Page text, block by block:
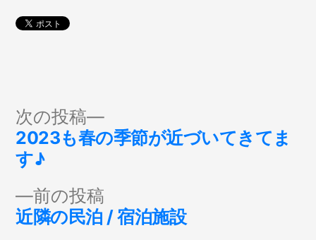
投
ナ前の投稿 前
次の投稿
次
稿:
2023も春の季節が近づいてきてま
す♪